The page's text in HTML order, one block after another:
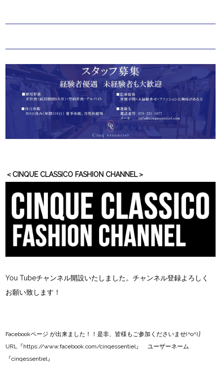
＜CINQUE CLASSICO FASHION CHANNEL＞
You Tubeチャンネル開設いたしました。チャンネル登録よろしく
お願い致します！
Facebookページ が出来ました！！是非、皆様もご参加くださいませ(^o^)丿
URL『https://www.facebook.com/cinqessentiel』 ユーザーネーム
『cinqessentiel』